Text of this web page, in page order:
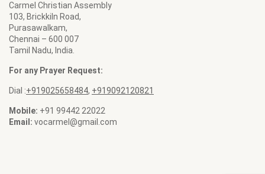
Carmel Christian Assembly
103, Brickkiln Road,
Purasawalkam,
Chennai – 600 007
Tamil Nadu, India.
For any Prayer Request:
Dial :+919025658484, +919092120821
Mobile: +91 99442 22022
Email: vocarmel@gmail.com